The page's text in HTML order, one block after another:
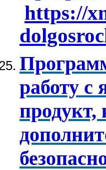
https://
работу с
продукт,